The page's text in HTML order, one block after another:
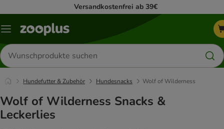
Versandkostenfrei ab 39€
Menü
Produkte
suchen
Hundefutter & Zubehör Hundesnacks Wolf of Wilderness
Wolf of Wilderness Snacks &
Leckerlies